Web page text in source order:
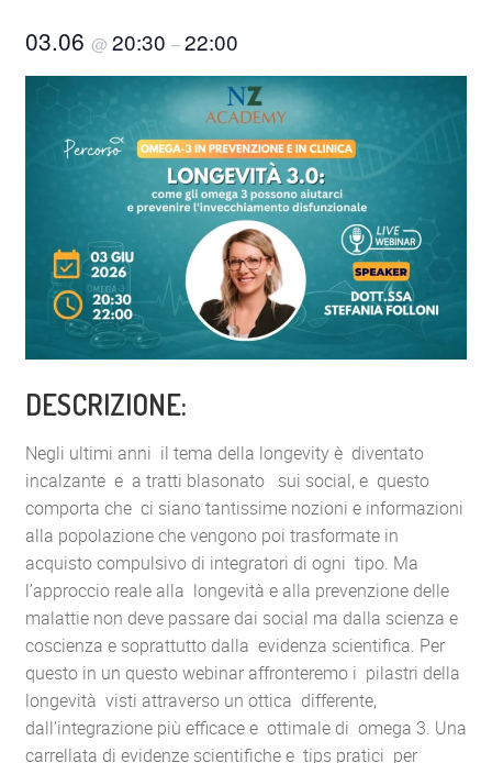
03.06 @ 20:30 –22:00
DESCRIZIONE:
Negli ultimi anni il tema della longevity è diventato
incalzante e a tratti blasonato sui social, e questo
comporta che ci siano tantissime nozioni e informazioni
alla popolazione che vengono poi trasformate in
acquisto compulsivo di integratori di ogni tipo. Ma
l’approccio reale alla longevità e alla prevenzione delle
malattie non deve passare dai social ma dalla scienza e
coscienza e soprattutto dalla evidenza scientifica. Per
questo in un questo webinar affronteremo i pilastri della
longevità visti attraverso un ottica differente,
dall’integrazione più efficace e ottimale di omega 3. Una
carrellata di evidenze scientifiche e tips pratici per